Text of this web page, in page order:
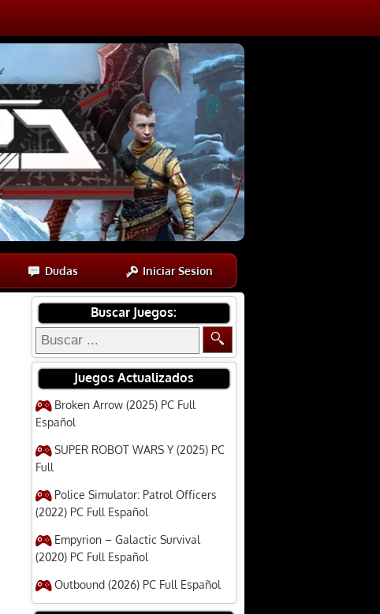
Dudas Iniciar Sesion
Buscar Juegos:
Juegos Actualizados
Broken Arrow (2025) PC Full
Español
SUPER ROBOT WARS Y (2025) PC
Full
Police Simulator: Patrol Officers
(2022) PC Full Español
Empyrion – Galactic Survival
(2020) PC Full Español
Outbound (2026) PC Full Español